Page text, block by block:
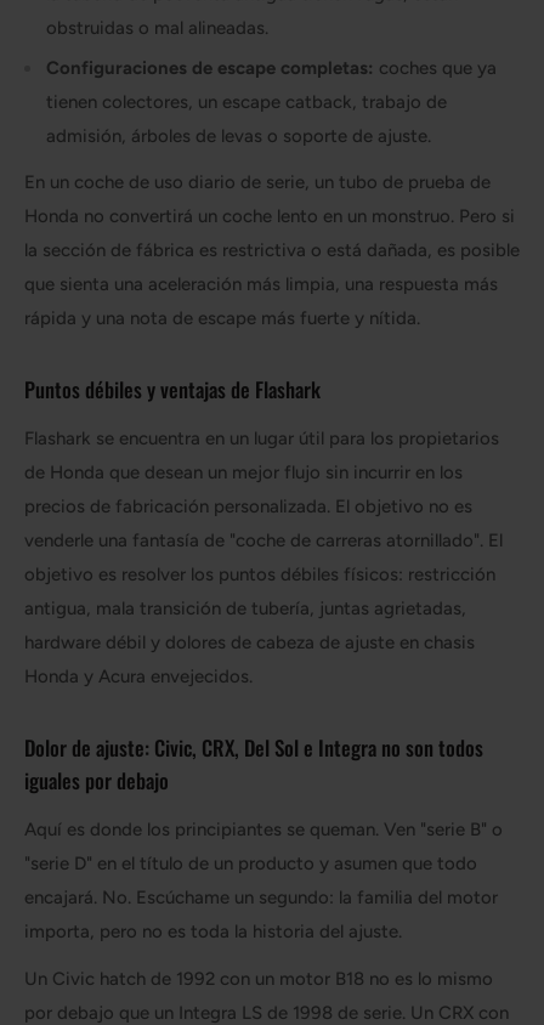
obstruidas o mal alineadas.
Configuraciones de escape completas: coches que ya
tienen colectores, un escape catback, trabajo de
admisión, árboles de levas o soporte de ajuste.
En un coche de uso diario de serie, un tubo de prueba de
Honda no convertirá un coche lento en un monstruo. Pero si
la sección de fábrica es restrictiva o está dañada, es posible
que sienta una aceleración más limpia, una respuesta más
rápida y una nota de escape más fuerte y nítida.
Puntos débiles y ventajas de Flashark
Flashark se encuentra en un lugar útil para los propietarios
de Honda que desean un mejor flujo sin incurrir en los
precios de fabricación personalizada. El objetivo no es
venderle una fantasía de "coche de carreras atornillado". El
objetivo es resolver los puntos débiles físicos: restricción
antigua, mala transición de tubería, juntas agrietadas,
hardware débil y dolores de cabeza de ajuste en chasis
Honda y Acura envejecidos.
Dolor de ajuste: Civic, CRX, Del Sol e Integra no son todos
iguales por debajo
Aquí es donde los principiantes se queman. Ven "serie B" o
"serie D" en el título de un producto y asumen que todo
encajará. No. Escúchame un segundo: la familia del motor
importa, pero no es toda la historia del ajuste.
Un Civic hatch de 1992 con un motor B18 no es lo mismo
por debajo que un Integra LS de 1998 de serie. Un CRX con